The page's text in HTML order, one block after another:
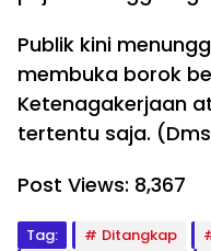
Publik kini
membuka borok
Ketenagakerjaan
tertentu saja.
Post Views: 8,367
Tag: Ditangkap